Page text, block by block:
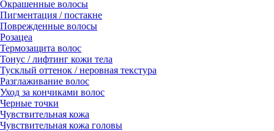
Окрашенные волосы
Пигментация / постакне
Поврежденные волосы
Розацеа
Термозащита волос
Тонус / лифтинг кожи тела
Тусклый оттенок / неровная текстура
Разглаживание волос
Уход за кончиками волос
Черные точки
Чувствительная кожа
Чувствительная кожа головы